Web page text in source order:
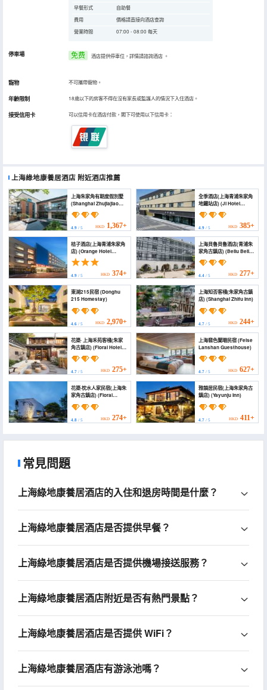
早餐形式
自助餐
費用
價格請直接向酒店查詢
營業時間
07:00 - 08:00 每天
停車場 免费 酒店提供停車位，詳情請諮詢酒店 。
寵物 不可攜帶寵物。
年齡限制 18歲以下的房客不得在沒有家長或監護人的情況下入住酒店。
接受信用卡 可以信用卡在酒店付款，閣下可使用以下信用卡：
上海綠地康養居酒店 附近酒店推薦
上海朱家角有期度假別墅
(Shanghai Zhujiajiao
Holiday Villa)
4.9 / 5 HKD 1,367+
全季酒店(上海青浦朱家角
地鐵站店) (JI Hotel
(Shanghai Qingpu
Zhujiajiao Subway
Station))
4.9/ 5 HKD 385+
桔子酒店(上海青浦朱家角
店) (Orange Hotel
(Shanghai Qingpu
Zhujiajiao))
4.9 / 5 HKD 374+
上海貝魯貝魯酒店(青浦朱
家角古鎮店) (Beilu Beilu
Hotel Shanghai (Qingpu
Zhujiajiao Branch))
4.4/ 5 HKD 277+
東湖215民宿 (Donghu
215 Homestay)
4.6 / 5 HKD 2,970+
上海知否客棧(朱家角古鎮
店) (Shanghai Zhifu Inn)
4.7/ 5 HKD 244+
花築· 上海禾苑客棧(朱家
角古鎮店) (Floral Hotel·
Shanghai Heyuan Hotel
(Zhujiajiao Ancient
Town Branch))
4.7 / 5 HKD 275+
上海翡色闌珊民宿 (Feise
Lanshan Guesthouse)
4.7/ 5 HKD 627+
花築·枕水人家民宿(上海朱
家角古鎮店) (Floral
Hotel· Zhenshui hotel
(Shanghai Zhujiajiao
Ancient Town Store))
4.8 / 5 HKD 274+
雅韻居民宿(上海朱家角古
鎮店) (Yayunju Inn)
4.7/ 5 HKD 411+
常見問題
上海綠地康養居酒店的入住和退房時間是什麼？
上海綠地康養居酒店是否提供早餐？
上海綠地康養居酒店是否提供機場接送服務？
上海綠地康養居酒店附近是否有熱門景點？
上海綠地康養居酒店是否提供 WiFi？
上海綠地康養居酒店有游泳池嗎？